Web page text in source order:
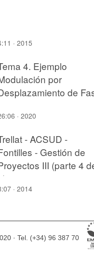
· 2015
4. Ejemplo
por
de
· 2020
- ACSUD -
- Gestión de
III (parte 4
4)
· 2014
· Tel. (+34) 96 387 70